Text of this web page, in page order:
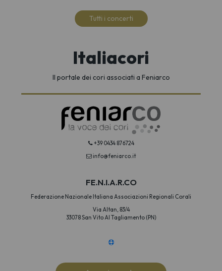
Tutti i concerti
Italiacori
Il portale dei cori associati a Feniarco
+39 0434 876724
info@feniarco.it
FE.N.I.A.R.CO
Federazione Nazionale Italiana Associazioni Regionali Corali
Via Altan, 83/4
33078 San Vito Al Tagliamento (PN)